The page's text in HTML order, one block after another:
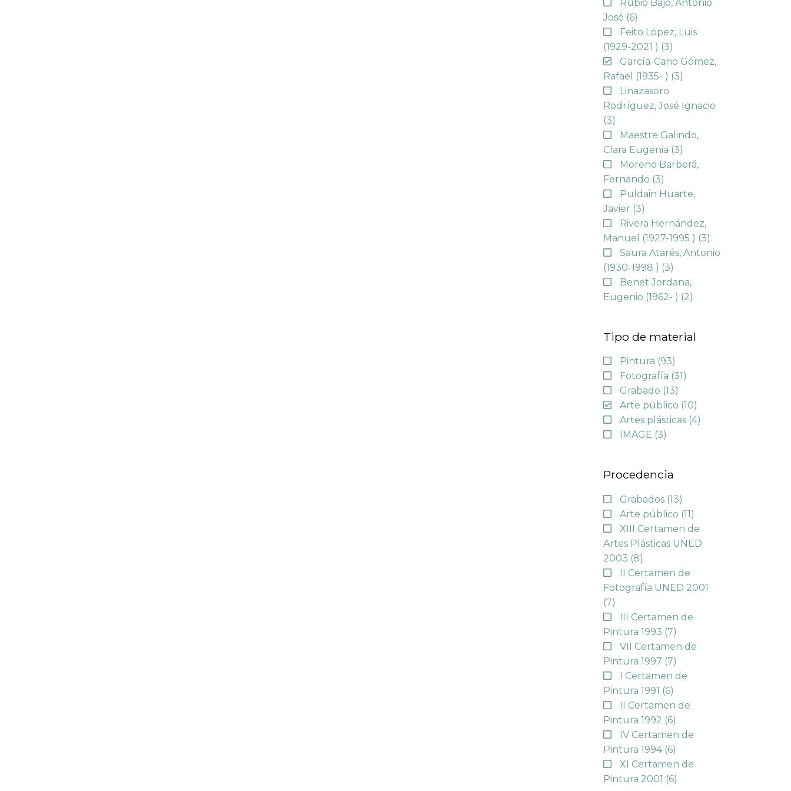
Rubio Bajo, Antonio
José (6)
Feito López, Luis
(1929-2021 ) (3)
García-Cano Gómez,
Rafael (1935- ) (3)
Linazasoro
Rodríguez, José Ignacio
(3)
Maestre Galindo,
Clara Eugenia (3)
Moreno Barberá,
Fernando (3)
Puldain Huarte,
Javier (3)
Rivera Hernández,
Manuel (1927-1995 ) (3)
Saura Atarés, Antonio
(1930-1998 ) (3)
Benet Jordana,
Eugenio (1962- ) (2)
Tipo de material
Pintura (93)
Fotografía (31)
Grabado (13)
Arte público (10)
Artes plásticas (4)
IMAGE (3)
Procedencia
Grabados (13)
Arte público (11)
XIII Certamen de
Artes Plásticas UNED
2003 (8)
II Certamen de
Fotografía UNED 2001
(7)
III Certamen de
Pintura 1993 (7)
VII Certamen de
Pintura 1997 (7)
I Certamen de
Pintura 1991 (6)
II Certamen de
Pintura 1992 (6)
IV Certamen de
Pintura 1994 (6)
XI Certamen de
Pintura 2001 (6)